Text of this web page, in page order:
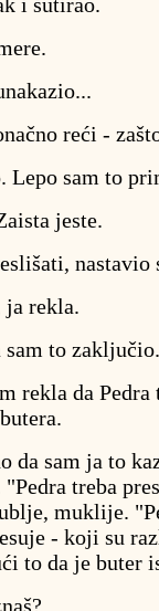
reći -
Lepo sam to
jeste.
nastavio
rekla.
to zaključio.
rekla da
da sam ja to
treba
muklije.
- koji su
to da je buter